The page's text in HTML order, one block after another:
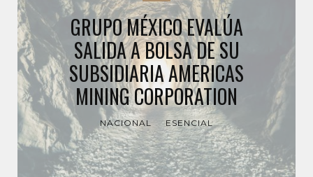
GRUPO MÉXICO EVALÚA
SALIDA A BOLSA DE SU
SUBSIDIARIA AMERICAS
MINING CORPORATION
NACIONAL ESENCIAL